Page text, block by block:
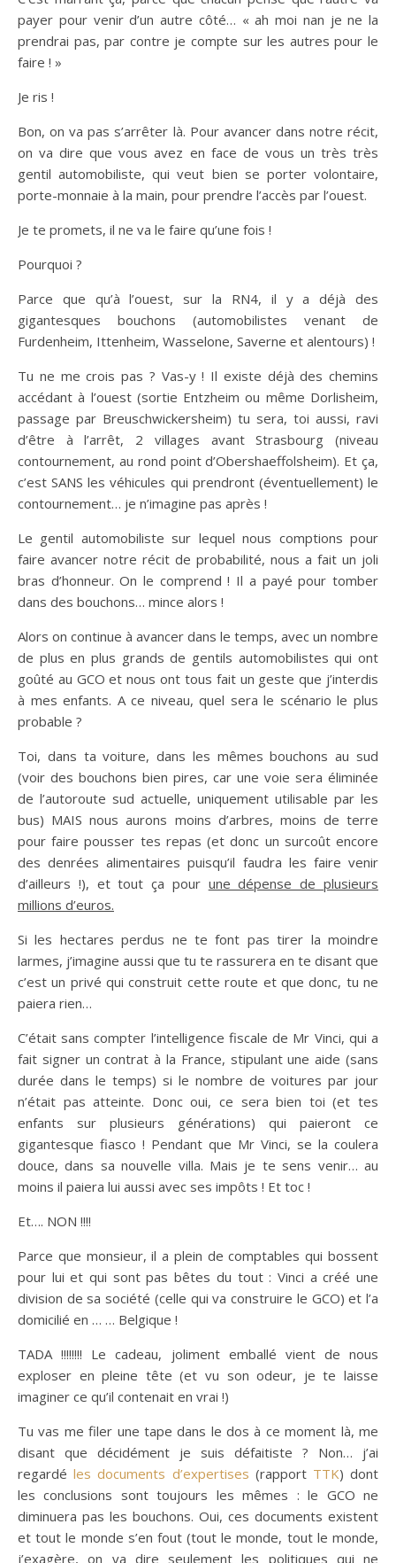
payer pour venir d’un autre côté… « ah moi nan je ne la
prendrai pas, par contre je compte sur les autres pour le
faire ! »
Je ris !
Bon, on va pas s’arrêter là. Pour avancer dans notre récit,
on va dire que vous avez en face de vous un très très
gentil automobiliste, qui veut bien se porter volontaire,
porte-monnaie à la main, pour prendre l’accès par l’ouest.
Je te promets, il ne va le faire qu’une fois !
Pourquoi ?
Parce que qu’à l’ouest, sur la RN4, il y a déjà des
gigantesques bouchons (automobilistes venant de
Furdenheim, Ittenheim, Wasselone, Saverne et alentours) !
Tu ne me crois pas ? Vas-y ! Il existe déjà des chemins
accédant à l’ouest (sortie Entzheim ou même Dorlisheim,
passage par Breuschwickersheim) tu sera, toi aussi, ravi
d’être à l’arrêt, 2 villages avant Strasbourg (niveau
contournement, au rond point d’Obershaeffolsheim). Et ça,
c’est SANS les véhicules qui prendront (éventuellement) le
contournement… je n’imagine pas après !
Le gentil automobiliste sur lequel nous comptions pour
faire avancer notre récit de probabilité, nous a fait un joli
bras d’honneur. On le comprend ! Il a payé pour tomber
dans des bouchons… mince alors !
Alors on continue à avancer dans le temps, avec un nombre
de plus en plus grands de gentils automobilistes qui ont
goûté au GCO et nous ont tous fait un geste que j’interdis
à mes enfants. A ce niveau, quel sera le scénario le plus
probable ?
Toi, dans ta voiture, dans les mêmes bouchons au sud
(voir des bouchons bien pires, car une voie sera éliminée
de l’autoroute sud actuelle, uniquement utilisable par les
bus) MAIS nous aurons moins d’arbres, moins de terre
pour faire pousser tes repas (et donc un surcoût encore
des denrées alimentaires puisqu’il faudra les faire venir
d’ailleurs !), et tout ça pour une dépense de plusieurs
millions d’euros.
Si les hectares perdus ne te font pas tirer la moindre
larmes, j’imagine aussi que tu te rassurera en te disant que
c’est un privé qui construit cette route et que donc, tu ne
paiera rien…
C’était sans compter l’intelligence fiscale de Mr Vinci, qui a
fait signer un contrat à la France, stipulant une aide (sans
durée dans le temps) si le nombre de voitures par jour
n’était pas atteinte. Donc oui, ce sera bien toi (et tes
enfants sur plusieurs générations) qui paieront ce
gigantesque fiasco ! Pendant que Mr Vinci, se la coulera
douce, dans sa nouvelle villa. Mais je te sens venir… au
moins il paiera lui aussi avec ses impôts ! Et toc !
Et…. NON !!!!
Parce que monsieur, il a plein de comptables qui bossent
pour lui et qui sont pas bêtes du tout : Vinci a créé une
division de sa société (celle qui va construire le GCO) et l’a
domicilié en … … Belgique !
TADA !!!!!!!! Le cadeau, joliment emballé vient de nous
exploser en pleine tête (et vu son odeur, je te laisse
imaginer ce qu’il contenait en vrai !)
Tu vas me filer une tape dans le dos à ce moment là, me
disant que décidément je suis défaitiste ? Non… j’ai
regardéles documents d’expertises (rapport TTK) dont
les conclusions sont toujours les mêmes : le GCO ne
diminuera pas les bouchons. Oui, ces documents existent
et tout le monde s’en fout (tout le monde, tout le monde,
j’exagère, on va dire seulement les politiques qui ne